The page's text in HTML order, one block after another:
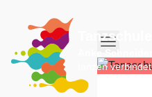
Tanzschule
tanzen verbindet